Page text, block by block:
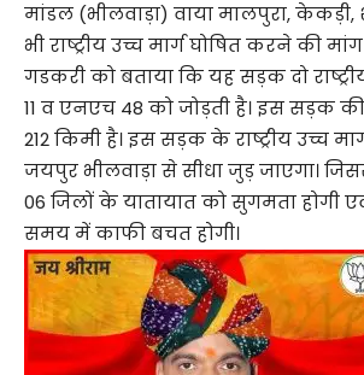
मांडल (भीलवाड़ा) वाया मालपुरा,
भी राष्ट्रीय उच्च मार्ग घोषित करने की
गडकरी को बताया कि यह सड़क दो
11 व एनएच 48 को जोड़ती है। इस सड़क
212 किमी है। इस सड़क के राष्ट्रीय उच्च
जयपुर भीलवाड़ा से सीधा जुड़ जाएगा।
06 जिलों के यातायात को सुगमता
समय में काफी बचत होगी।